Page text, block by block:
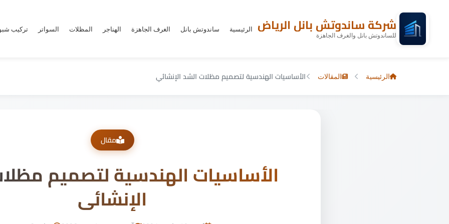
شركة ساندوتش بانل الرياض
للساندوتش بانل والغرف الجاهزة
الرئيسية ساندوتش بانل الغرف الجاهزة الهناجر المظلات السواتر تركيب
الرئيسية المقالات الأساسيات الهندسية لتصميم مظلات الشد الإنشائي
مقال
الأساسيات الهندسية لتصميم
الإنشائي